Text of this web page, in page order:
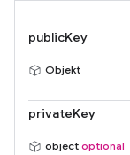
publicKey
Objekt
privateKey
object optional